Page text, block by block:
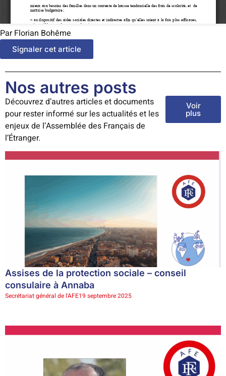
Par Florian Bohême
Signaler cet article
Nos autres posts
Découvrez d’autres articles et documents
pour rester informé sur les actualités et les
enjeux de l’Assemblée des Français de
l’Étranger.
Voir
plus
Assises de la protection sociale – conseil
consulaire à Annaba
Secrétariat général de l'AFE19 septembre 2025